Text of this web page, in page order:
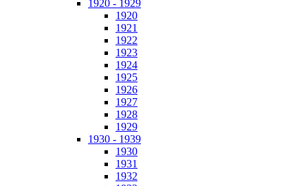
1920 - 1929
1920
1921
1922
1923
1924
1925
1926
1927
1928
1929
1930 - 1939
1930
1931
1932